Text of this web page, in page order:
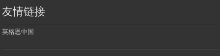
友情链接
英格恩中国